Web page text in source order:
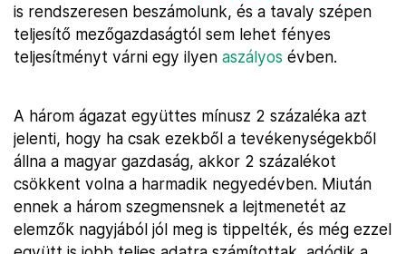
is rendszeresen beszámolunk, és a tavaly szépen
teljesítő mezőgazdaságtól sem lehet fényes
teljesítményt várni egy ilyen aszályos évben.
A három ágazat együttes mínusz 2 százaléka azt
jelenti, hogy ha csak ezekből a tevékenységekből
állna a magyar gazdaság, akkor 2 százalékot
csökkent volna a harmadik negyedévben. Miután
ennek a három szegmensnek a lejtmenetét az
elemzők nagyjából jól meg is tippelték, és még ezzel